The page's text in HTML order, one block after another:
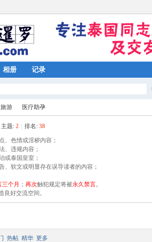
相册 记录
游
›
医疗助孕
主题: 2 排名: 38
、色情或淫秽内容；
、违规内容；
或泰国皇室；
、软文或明显存在误导读者的内容；
三个月 ； 再次触犯规定将被永久禁言。
良好交流空间。
热帖 精华 更多